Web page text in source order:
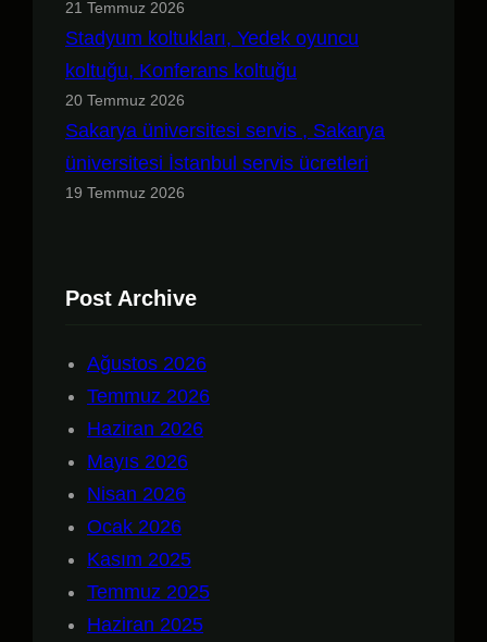
21 Temmuz 2026
Stadyum koltukları, Yedek oyuncu
koltuğu, Konferans koltuğu
20 Temmuz 2026
Sakarya üniversitesi servis , Sakarya
üniversitesi İstanbul servis ücretleri
19 Temmuz 2026
Post Archive
Ağustos 2026
Temmuz 2026
Haziran 2026
Mayıs 2026
Nisan 2026
Ocak 2026
Kasım 2025
Temmuz 2025
Haziran 2025